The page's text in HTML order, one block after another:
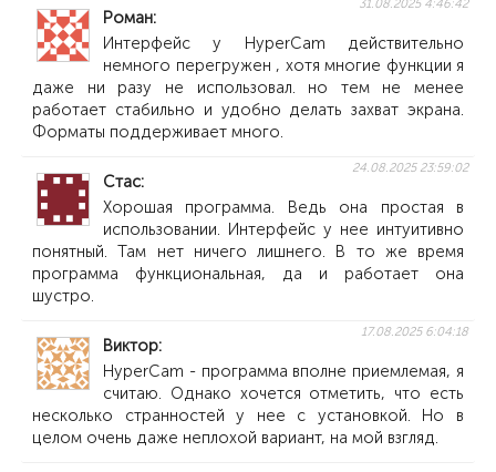
Роман
31.08.2025 4:46:42
Интерфейс у HyperCam действительно
немного перегружен , хотя многие функции я
даже ни разу не использовал. но тем не менее
работает стабильно и удобно делать захват экрана.
Форматы поддерживает много.
Стас
24.08.2025 23:59:02
Хорошая программа. Ведь она простая в
использовании. Интерфейс у нее интуитивно
понятный. Там нет ничего лишнего. В то же время
программа функциональная, да и работает она
шустро.
Виктор
17.08.2025 6:04:18
HyperCam - программа вполне приемлемая, я
считаю. Однако хочется отметить, что есть
несколько странностей у нее с установкой. Но в
целом очень даже неплохой вариант, на мой взгляд.